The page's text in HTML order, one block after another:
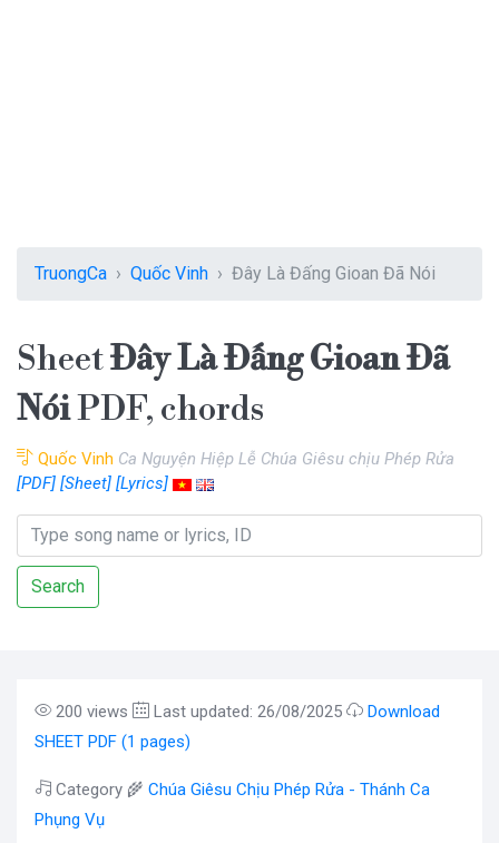
TruongCa Quốc Vinh Đây Là Đấng Gioan Đã Nói
SheetĐây Là Đấng Gioan Đã
NóiPDF, chords
Quốc Vinh Ca Nguyện Hiệp Lễ Chúa Giêsu chịu Phép Rửa
[PDF] [Sheet] [Lyrics]
Search
200 views Last updated: 26/08/2025
Download
SHEET PDF (1 pages)
Category 🌾 Chúa Giêsu Chịu Phép Rửa - Thánh Ca
Phụng Vụ